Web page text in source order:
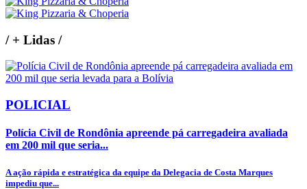
/+ Lidas /
POLICIAL
Polícia Civil de Rondônia apreende pá carregadeira avaliada
em 200 mil que seria...
A ação rápida e estratégica da equipe da Delegacia de Costa Marques
impediu que...